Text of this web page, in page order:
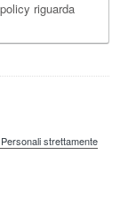
riguarda
strettamente